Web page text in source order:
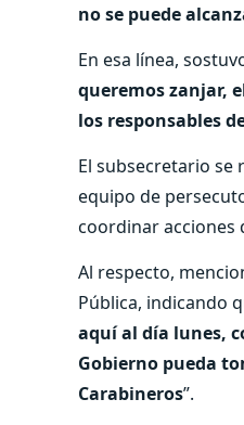
no se puede
En esa línea,
queremos zanjar,
los responsables
El subsecretario se
equipo de
coordinar acciones
Al respecto,
Pública, indicando
aquí al día lunes,
Gobierno pueda
Carabineros”.